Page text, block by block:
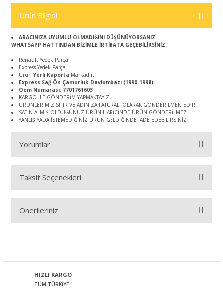
Ürün Bilgisi
ARACINIZA UYUMLU OLMADIĞINI DÜŞÜNÜYORSANIZ
WHATSAPP HATTINDAN BİZİMLE İRTİBATA GEÇEBİLİRSİNİZ.
Renault Yedek Parça
Express Yedek Parça
ÜrünYerli Kaporta Markadır.
Express Sağ Ön Çamurluk Davlumbazı (1990-1998)
Oem Numarası: 7701761603
KARGO İLE GÖNDERİM YAPMAKTAYIZ
ÜRÜNLERİMİZ SIFIR VE ADINIZA FATURALI OLARAK GÖNDERİLMEKTEDİR
SATIN ALMIŞ OLDUĞUNUZ ÜRÜN HARİCİNDE ÜRÜN GÖNDERİLMEZ
YANLIŞ YADA İSTEMEDİĞİNİZ ÜRÜN GELDİĞİNDE İADE EDEBİLİRSİNİZ
Yorumlar
Bu ürüne ilk yorumu siz yapın!
Taksit Seçenekleri
Önerileriniz
Görüş ve önerileriniz için teşekkür ederiz.
Ürün resmi kalitesiz, bozuk veya görüntülenemiyor.
HIZLI KARGO
TÜM TÜRKİYE